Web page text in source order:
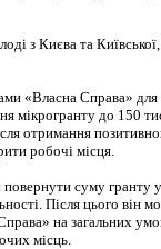
з Києва та Київської,
«Власна Справа» для
мікрогранту до 150
отримання
робочі місця.
суму гранту
Після цього він
на загальних
місць.